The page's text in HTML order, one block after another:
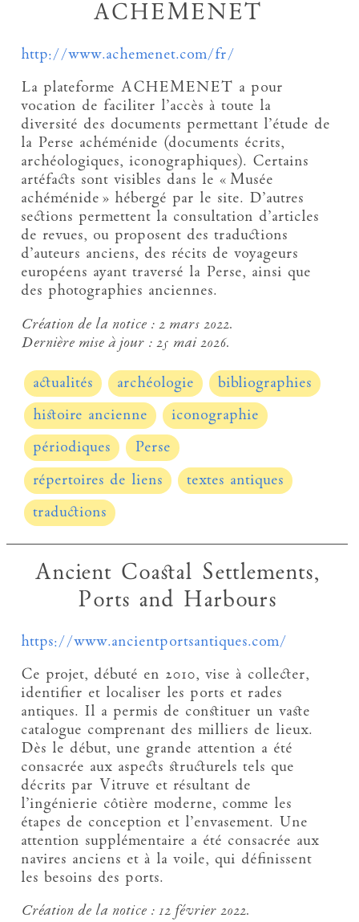
ACHEMENET
http://www.achemenet.com/fr/
La plateforme ACHEMENET a pour
vocation de faciliter l’accès à toute la
diversité des documents permettant l’étude de
la Perse achéménide (documents écrits,
archéologiques, iconographiques). Certains
artéfacts sont visibles dans le « Musée
achéménide » hébergé par le site. D’autres
sections permettent la consultation d’articles
de revues, ou proposent des traductions
d’auteurs anciens, des récits de voyageurs
européens ayant traversé la Perse, ainsi que
des photographies anciennes.
Création de la notice :2 mars 2022.
Dernière mise à jour :25 mai 2026.
actualités archéologie
bibliographies
histoire ancienne
iconographie
périodiques
Perse
répertoires de liens
textes antiques
traductions
Ancient Coastal Settlements,
Ports and Harbours
https://www.ancientportsantiques.com/
Ce projet, débuté en 2010, vise à collecter,
identifier et localiser les ports et rades
antiques. Il a permis de constituer un vaste
catalogue comprenant des milliers de lieux.
Dès le début, une grande attention a été
consacrée aux aspects structurels tels que
décrits par Vitruve et résultant de
l’ingénierie côtière moderne, comme les
étapes de conception et l’envasement. Une
attention supplémentaire a été consacrée aux
navires anciens et à la voile, qui définissent
les besoins des ports.
Création de la notice :12 février 2022.